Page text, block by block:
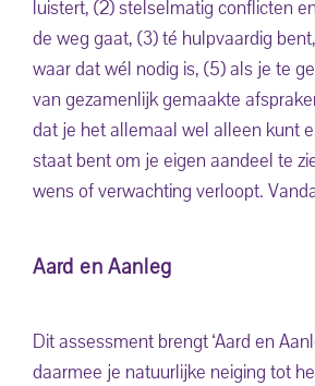
luistert, (2) stelselmatig conflicten
de weg gaat, (3) té hulpvaardig
waar dat wél nodig is, (5) als je te
van gezamenlijk gemaakte
dat je het allemaal wel alleen kunt
staat bent om je eigen aandeel te
wens of verwachting verloopt.
Aard en Aanleg
Dit assessment brengt ‘Aard en
daarmee je natuurlijke neiging tot